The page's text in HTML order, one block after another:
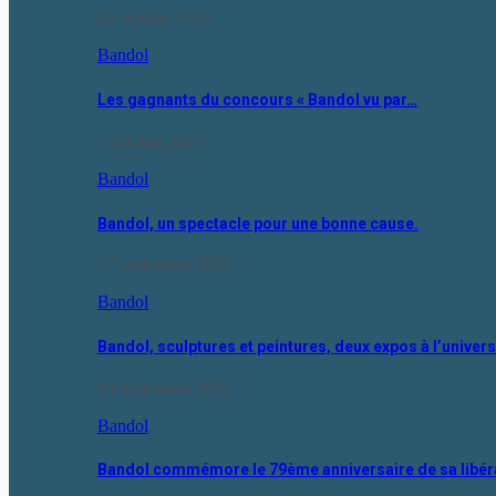
25 octobre 2023
Bandol
Les gagnants du concours « Bandol vu par…
5 octobre 2023
Bandol
Bandol, un spectacle pour une bonne cause.
27 septembre 2023
Bandol
Bandol, sculptures et peintures, deux expos à
14 septembre 2023
Bandol
Bandol commémore le 79ème anniversaire de sa